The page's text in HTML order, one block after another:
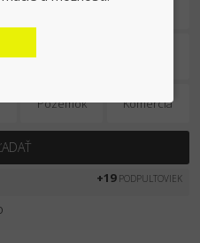
Pozemok Komercia
+19PODPULTOVIEK